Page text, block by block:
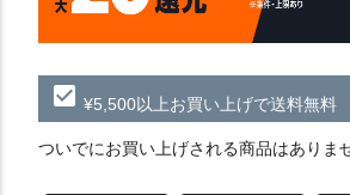
check_box ¥5,500以上お買い上げで送料無料
ついでにお買い上げされる商品はありま